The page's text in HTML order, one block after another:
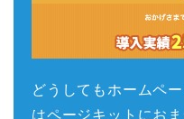
どうしてもホームペ
はページキットにおま